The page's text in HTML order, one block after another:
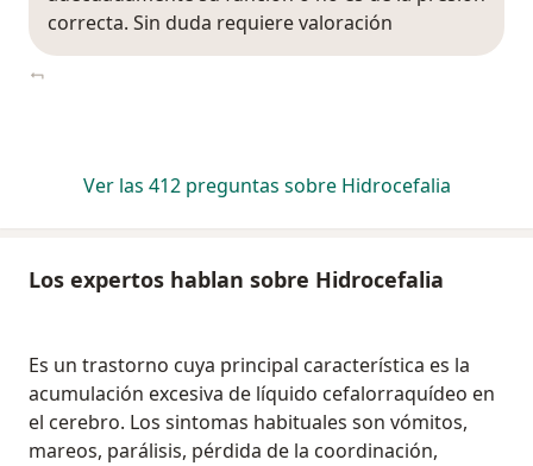
correcta. Sin duda requiere valoración
Ver las 412 preguntas sobre Hidrocefalia
Los expertos hablan sobre Hidrocefalia
Es un trastorno cuya principal característica es la
acumulación excesiva de líquido cefalorraquídeo en
el cerebro. Los sintomas habituales son vómitos,
mareos, parálisis, pérdida de la coordinación,